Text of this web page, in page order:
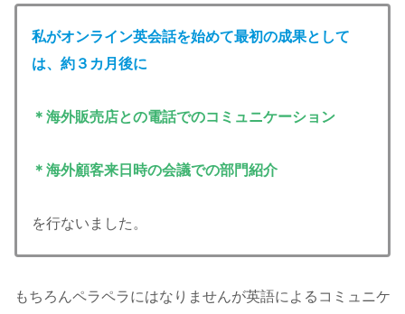
私がオンライン英会話を始めて最初の成果として
は、約３カ月後に
＊海外販売店との電話でのコミュニケーション
＊海外顧客来日時の会議での部門紹介
を行ないました。
もちろんペラペラにはなりませんが英語によるコミュニケ